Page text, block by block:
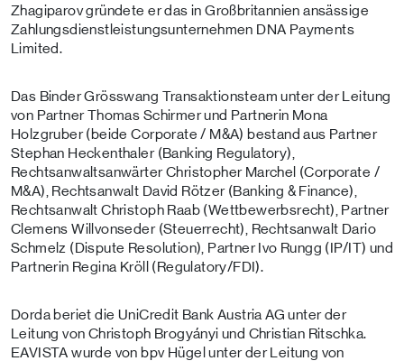
Zhagiparov gründete er das in Großbritannien ansässige
Zahlungsdienstleistungsunternehmen DNA Payments
Limited.
Das Binder Grösswang Transaktionsteam unter der Leitung
von Partner Thomas Schirmer und Partnerin Mona
Holzgruber (beide Corporate / M&A) bestand aus Partner
Stephan Heckenthaler (Banking Regulatory),
Rechtsanwaltsanwärter Christopher Marchel (Corporate /
M&A), Rechtsanwalt David Rötzer (Banking & Finance),
Rechtsanwalt Christoph Raab (Wettbewerbsrecht), Partner
Clemens Willvonseder (Steuerrecht), Rechtsanwalt Dario
Schmelz (Dispute Resolution), Partner Ivo Rungg (IP/IT) und
Partnerin Regina Kröll (Regulatory/FDI).
Dorda beriet die UniCredit Bank Austria AG unter der
Leitung von Christoph Brogyányi und Christian Ritschka.
EAVISTA wurde von bpv Hügel unter der Leitung von